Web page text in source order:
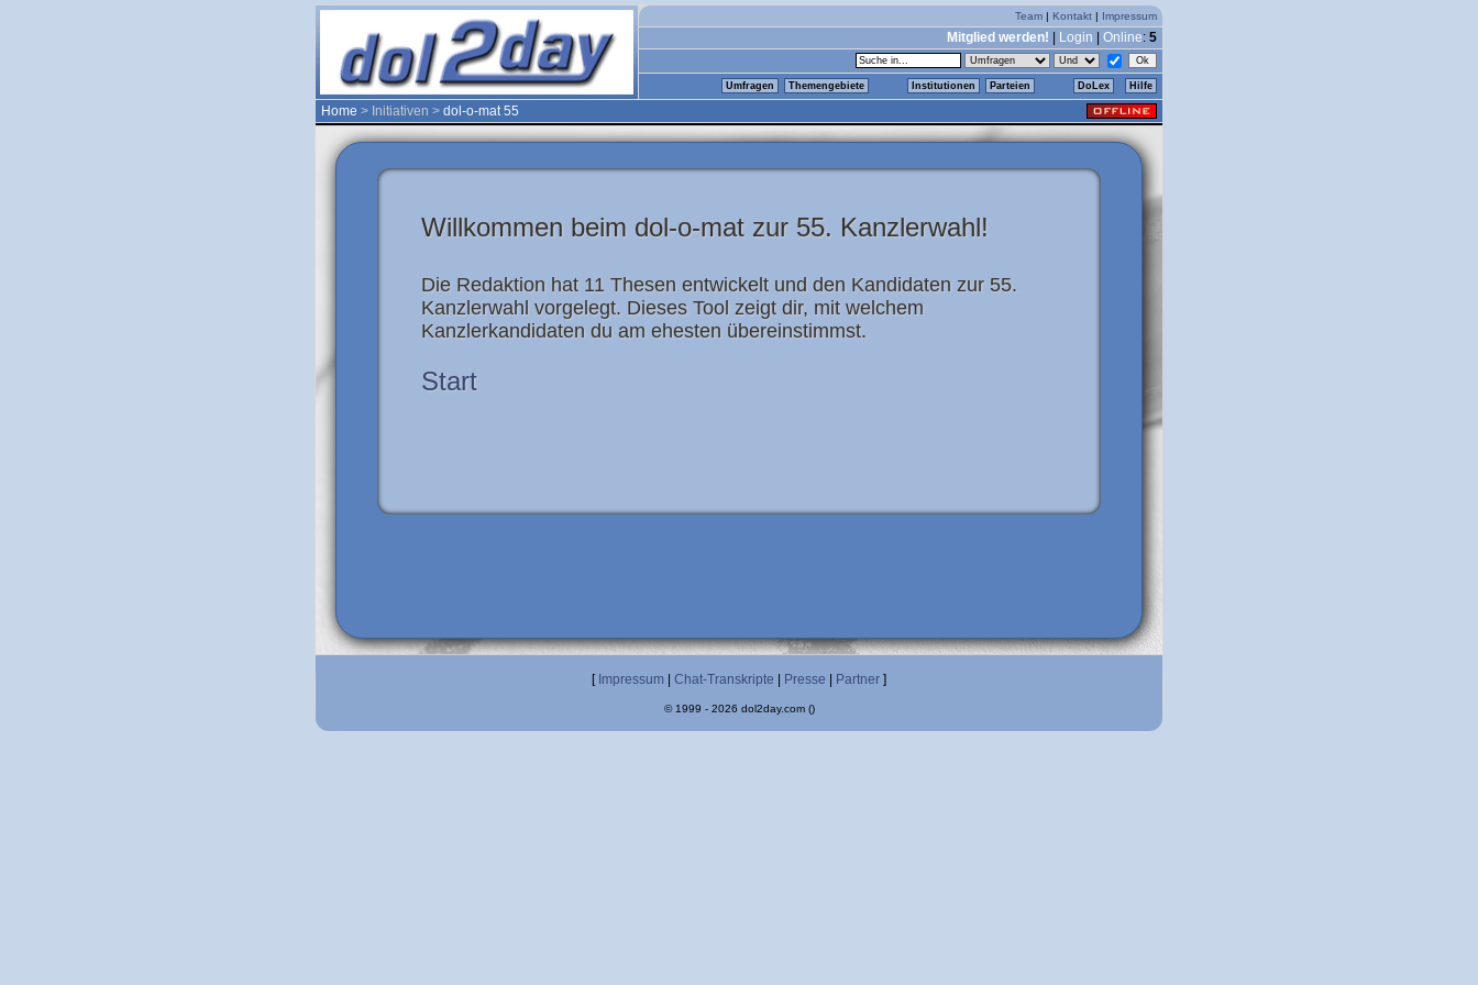
Team | Kontakt | Impressum
Mitglied werden! Login Online: 5
Umfragen Themengebiete Institutionen Parteien DoLex Hilfe
Home > Initiativen > dol-o-mat 55
Willkommen beim dol-o-mat zur 55. Kanzlerwahl!
Die Redaktion hat 11 Thesen entwickelt und den Kandidaten zur 55.
Kanzlerwahl vorgelegt. Dieses Tool zeigt dir, mit welchem
Kanzlerkandidaten du am ehesten übereinstimmst.
Start
[ Impressum Chat-Transkripte Presse Partner ]
© 1999 - 2026 dol2day.com ()